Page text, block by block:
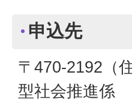
申込先
〒470-2192（
型社会推進係